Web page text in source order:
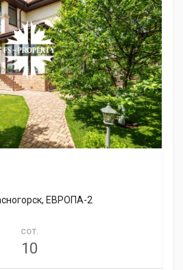
ЕВРОПА-2
СОТ.
10